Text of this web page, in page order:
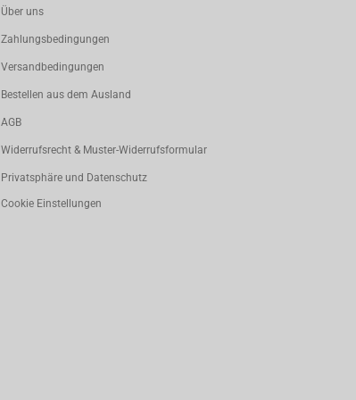
Über uns
Zahlungsbedingungen
Versandbedingungen
Bestellen aus dem Ausland
AGB
Widerrufsrecht & Muster-Widerrufsformular
Privatsphäre und Datenschutz
Cookie Einstellungen